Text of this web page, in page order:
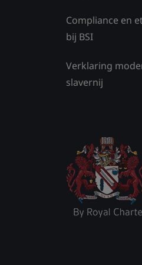
Compliance en
bij BSI
Verklaring
slavernij